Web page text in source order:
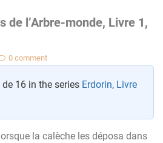
de l’Arbre-monde, Livre 1,
0 comment
16 in the series Erdorin, Livre
la calèche les déposa dans